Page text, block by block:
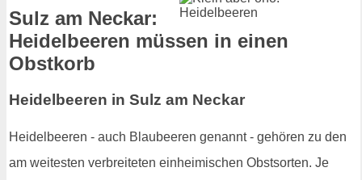
Sulz am Neckar:
Heidelbeeren müssen in einen
Obstkorb
Heidelbeeren in Sulz am Neckar
Heidelbeeren - auch Blaubeeren genannt - gehören zu den
am weitesten verbreiteten einheimischen Obstsorten. Je